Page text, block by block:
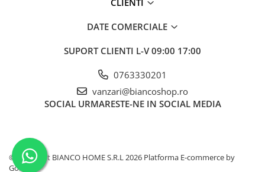
DATE COMERCIALE
SUPORT CLIENTI L-V 09:00 17:00
0763330201
vanzari@biancoshop.ro
SOCIAL URMARESTE-NE IN SOCIAL MEDIA
©Copyright BIANCO HOME S.R.L 2026 Platforma E-commerce by
Gomag